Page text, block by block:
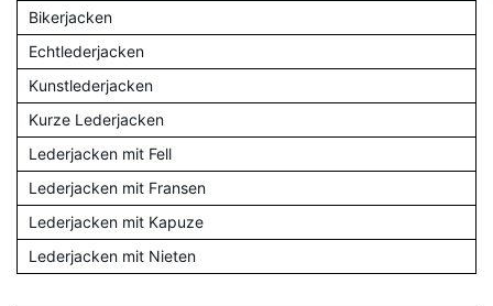
Bikerjacken
Echtlederjacken
Kunstlederjacken
Kurze Lederjacken
Lederjacken mit Fell
Lederjacken mit Fransen
Lederjacken mit Kapuze
Lederjacken mit Nieten